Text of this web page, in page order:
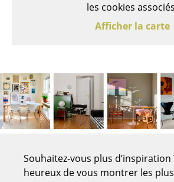
Fauteuils de direction
Pièces détachées
Tables
Tables de repas
Tables d’appoint
Tables basses
les cookies
Afficher la carte
Souhaitez-vous plus d’inspiration
heureux de vous montrer les